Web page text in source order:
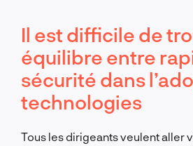
Il est difficile de
équilibre entre
sécurité dans
technologies
Tous les dirigeants veulent aller